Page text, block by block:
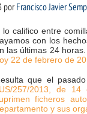
porFrancisco Javier
lo califico entre
con los
las últimas 24
22 de febrero de
que el
257/2013, de
ficheros
y sus